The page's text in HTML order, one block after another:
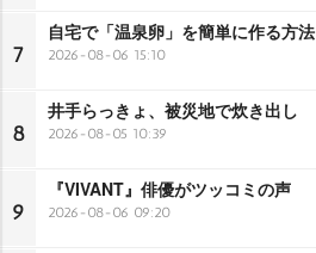
7
自宅で「温泉卵」を簡単に作る方法
2026-08-06 15:10
8
井手らっきょ、被災地で炊き出し
2026-08-05 10:39
9
『VIVANT』俳優がツッコミの声
2026-08-06 09:20